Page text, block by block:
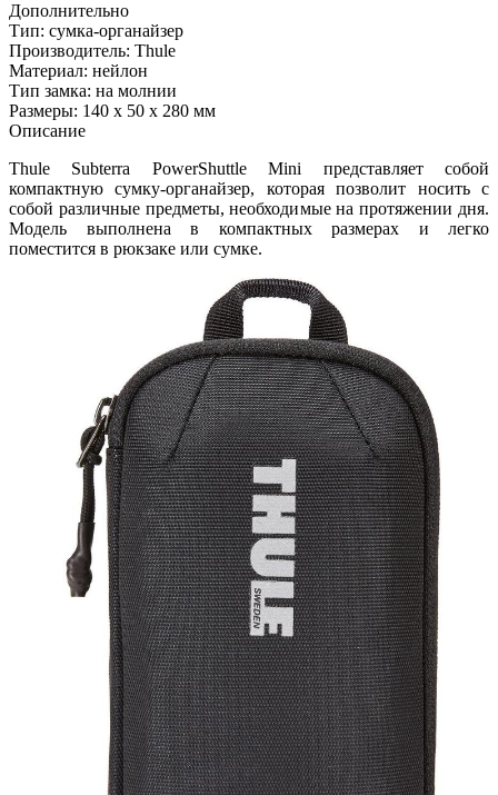
Дополнительно
Тип: сумка-органайзер
Производитель: Thule
Материал: нейлон
Тип замка: на молнии
Размеры: 140 х 50 х 280 мм
Описание
Thule Subterra PowerShuttle Mini представляет собой
компактную сумку-органайзер, которая позволит носить с
собой различные предметы, необходимые на протяжении дня.
Модель выполнена в компактных размерах и легко
поместится в рюкзаке или сумке.